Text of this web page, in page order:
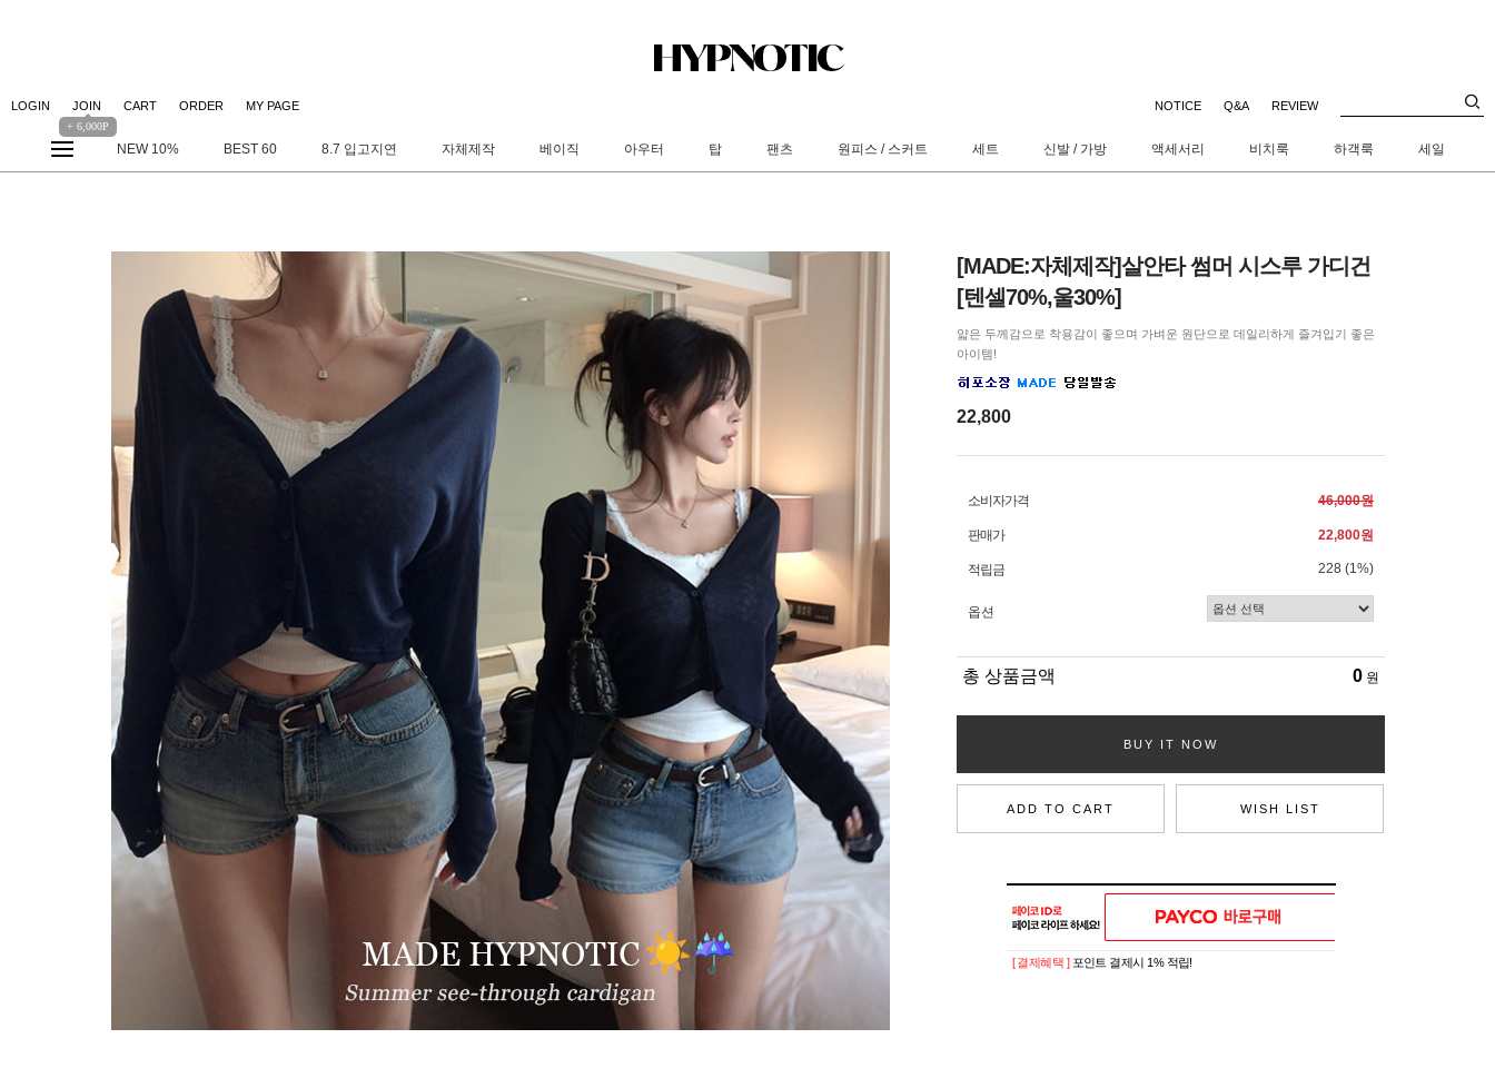
LOGIN JOIN
+ 6,000P
CART ORDER MY PAGE NOTICE Q&A REVIEW
NEW 10% BEST 60 8.7 입고지연 자체제작 베이직 아우터 탑 팬츠 원피스 / 스커트 세트 신발 / 가방 액세서리 비치룩 하객룩 세일
[MADE:자체제작]살안타 썸머 시스루 가디건
[텐셀70%,울30%]
얇은 두께감으로 착용감이 좋으며 가벼운 원단으로 데일리하게 즐겨입기 좋은
아이템!
22,800
소비자가격 46,000원
판매가 22,800원
적립금 228 (1%)
옵션
총 상품금액 0 원
BUY IT NOW
ADD TO CART WISH LIST
[ 결제혜택 ] 포인트 결제시 1% 적립!